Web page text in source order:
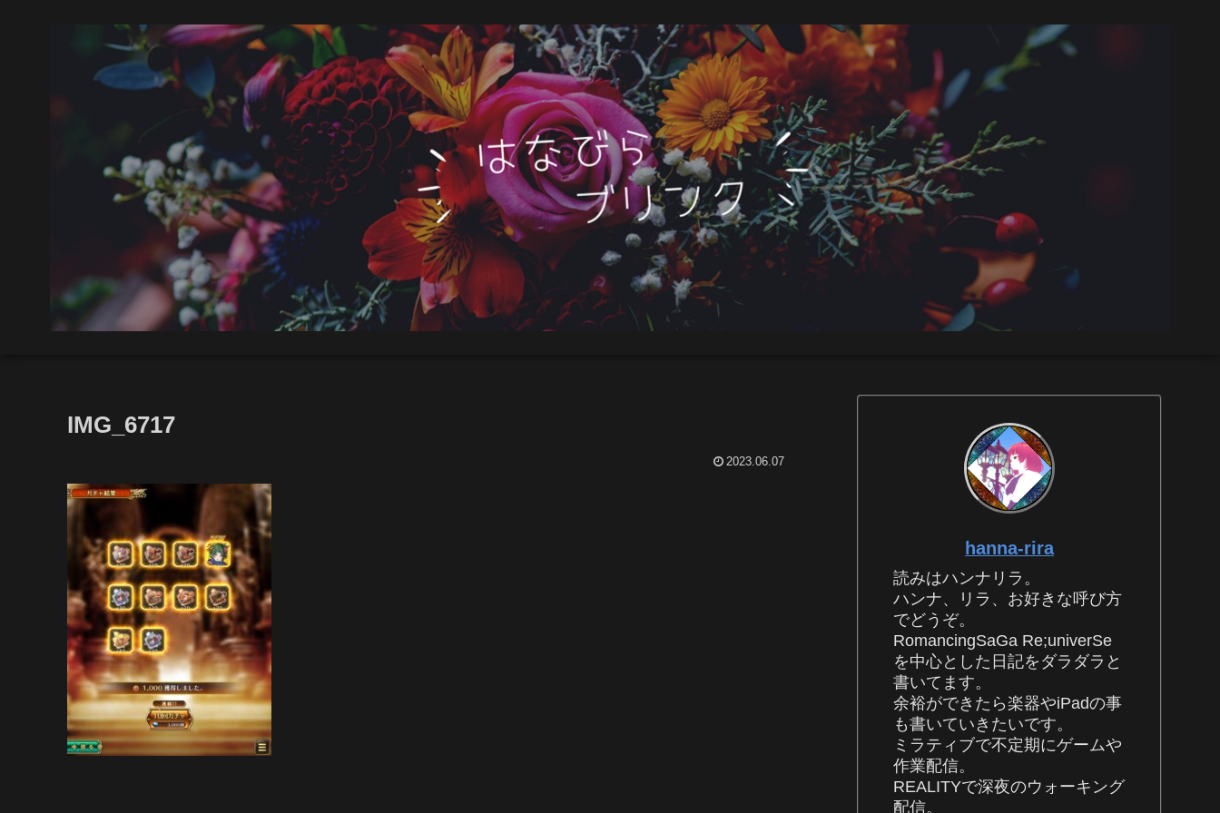
IMG_6717
2023.06.07
hanna-rira
読みはハンナリラ。
ハンナ、リラ、お好きな呼び方
でどうぞ。
RomancingSaGa Re;univerSe
を中心とした日記をダラダラと
書いてます。
余裕ができたら楽器やiPadの事
も書いていきたいです。
ミラティブで不定期にゲームや
作業配信。
REALITYで深夜のウォーキング
配信。